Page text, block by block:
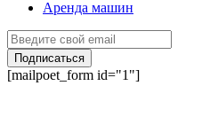
Аренда машин
Подписаться
[mailpoet_form id="1"]